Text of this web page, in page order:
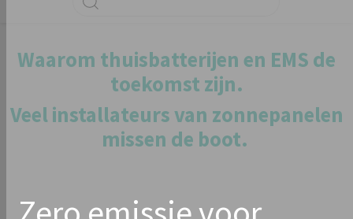
Waarom thuisbatterijen en EMS de
toekomst zijn.
Veel installateurs van zonnepanelen
missen de boot.